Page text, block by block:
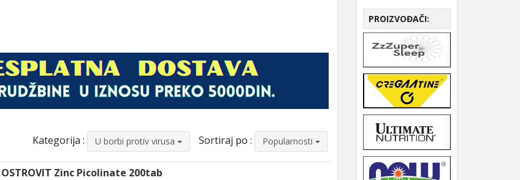
Kategorija : U borbi protiv virusa Sortiraj po : Popularnosti
OSTROVIT Zinc Picolinate 200tab
PROIZVOĐAČI: